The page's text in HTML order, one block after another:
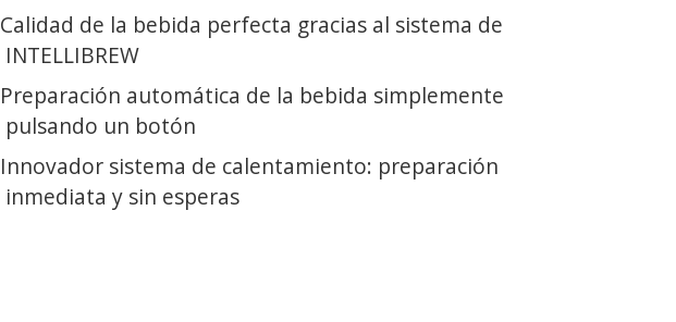
Calidad de la bebida perfecta gracias al sistema de
INTELLIBREW
Preparación automática de la bebida simplemente
pulsando un botón
Innovador sistema de calentamiento: preparación
inmediata y sin esperas